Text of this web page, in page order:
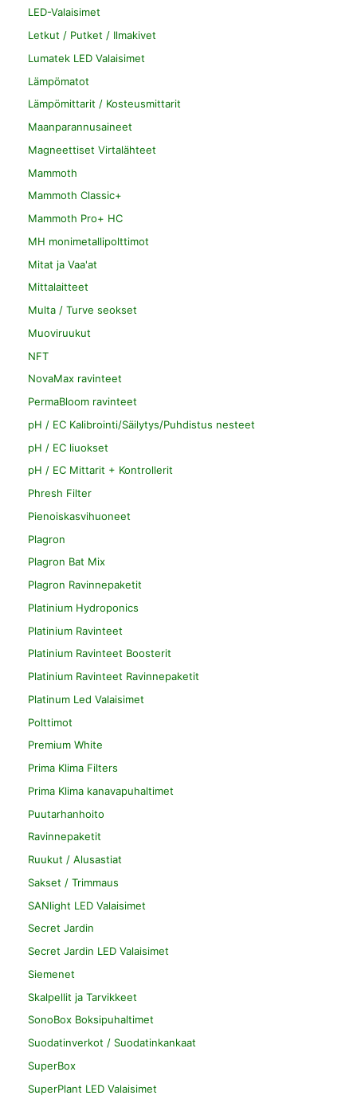
LED-Valaisimet
Letkut / Putket / Ilmakivet
Lumatek LED Valaisimet
Lämpömatot
Lämpömittarit / Kosteusmittarit
Maanparannusaineet
Magneettiset Virtalähteet
Mammoth
Mammoth Classic+
Mammoth Pro+ HC
MH monimetallipolttimot
Mitat ja Vaa'at
Mittalaitteet
Multa / Turve seokset
Muoviruukut
NFT
NovaMax ravinteet
PermaBloom ravinteet
pH / EC Kalibrointi/Säilytys/Puhdistus nesteet
pH / EC liuokset
pH / EC Mittarit + Kontrollerit
Phresh Filter
Pienoiskasvihuoneet
Plagron
Plagron Bat Mix
Plagron Ravinnepaketit
Platinium Hydroponics
Platinium Ravinteet
Platinium Ravinteet Boosterit
Platinium Ravinteet Ravinnepaketit
Platinum Led Valaisimet
Polttimot
Premium White
Prima Klima Filters
Prima Klima kanavapuhaltimet
Puutarhanhoito
Ravinnepaketit
Ruukut / Alusastiat
Sakset / Trimmaus
SANlight LED Valaisimet
Secret Jardin
Secret Jardin LED Valaisimet
Siemenet
Skalpellit ja Tarvikkeet
SonoBox Boksipuhaltimet
Suodatinverkot / Suodatinkankaat
SuperBox
SuperPlant LED Valaisimet